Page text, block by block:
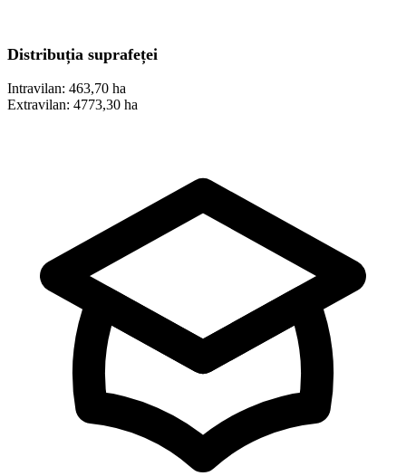
Distribuția suprafeței
Intravilan: 463,70 ha
Extravilan: 4773,30 ha